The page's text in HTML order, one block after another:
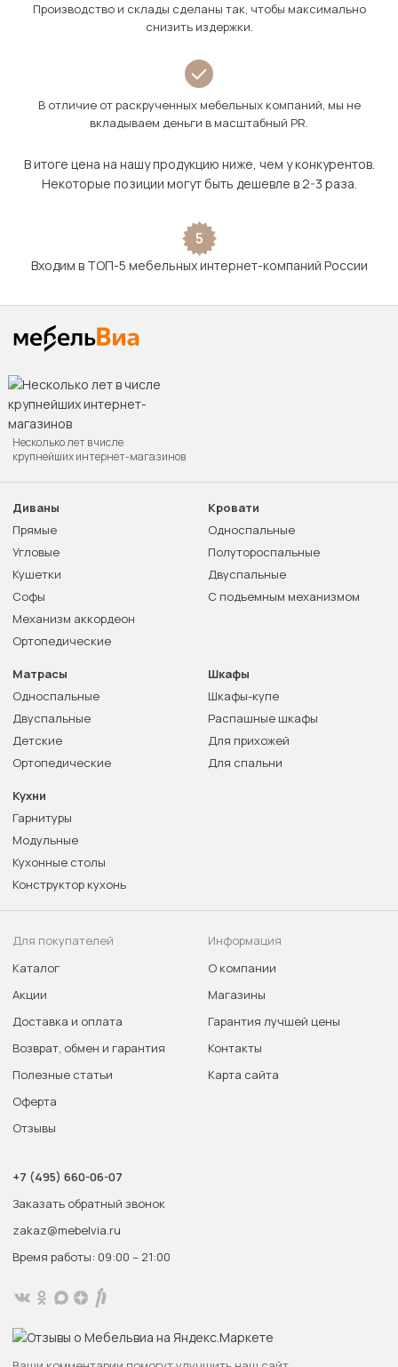
Производство и склады сделаны так, чтобы максимально
снизить издержки.
В отличие от раскрученных мебельных компаний, мы не
вкладываем деньги в масштабный PR.
В итоге цена на нашу продукцию ниже, чем у конкурентов.
Некоторые позиции могут быть дешевле в 2-3 раза.
5
Входим в ТОП-5 мебельных интернет-компаний России
Несколько лет в числе
крупнейших интернет-магазинов
Диваны
Прямые
Угловые
Кушетки
Софы
Механизм аккордеон
Ортопедические
Кровати
Односпальные
Полутороспальные
Двуспальные
С подъемным механизмом
Матрасы
Односпальные
Двуспальные
Детские
Ортопедические
Шкафы
Шкафы-купе
Распашные шкафы
Для прихожей
Для спальни
Кухни
Гарнитуры
Модульные
Кухонные столы
Конструктор кухонь
Для покупателей
Каталог
Акции
Доставка и оплата
Возврат, обмен и гарантия
Полезные статьи
Оферта
Отзывы
Информация
О компании
Магазины
Гарантия лучшей цены
Контакты
Карта сайта
+7 (495) 660-06-07
Заказать обратный звонок
zakaz@mebelvia.ru
Время работы: 09:00 – 21:00